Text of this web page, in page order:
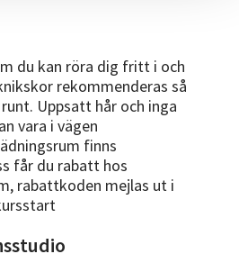
du kan röra dig fritt i och
rekommenderas så
Uppsatt hår och inga
vara i vägen
finns
får du rabatt hos
rabattkoden mejlas ut i